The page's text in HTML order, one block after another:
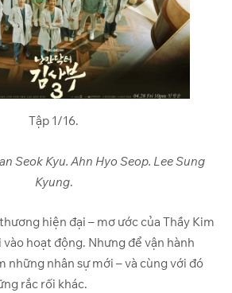
Tập 1/16.
Seok Kyu. Ahn Hyo Seop. Lee Sung
Kyung.
hiện đại – mơ ước của Thầy Kim
vào hoạt động. Nhưng để vận hành
những nhân sự mới – và cùng với đó
rắc rối khác.